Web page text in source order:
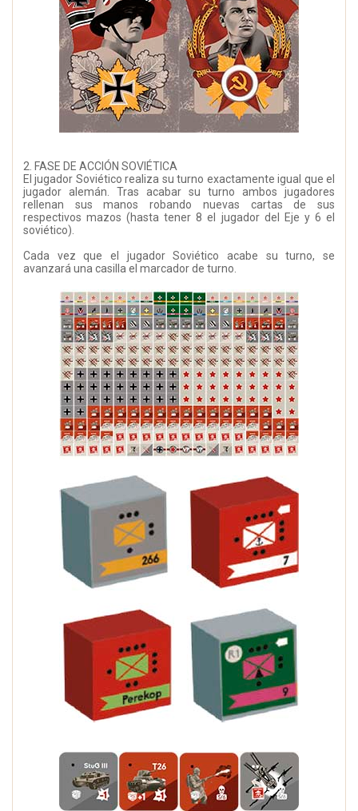
2. FASE DE ACCIÓN SOVIÉTICA
El jugador Soviético realiza su turno exactamente igual que el
jugador alemán. Tras acabar su turno ambos jugadores
rellenan sus manos robando nuevas cartas de sus
respectivos mazos (hasta tener 8 el jugador del Eje y 6 el
soviético).
Cada vez que el jugador Soviético acabe su turno, se
avanzará una casilla el marcador de turno.